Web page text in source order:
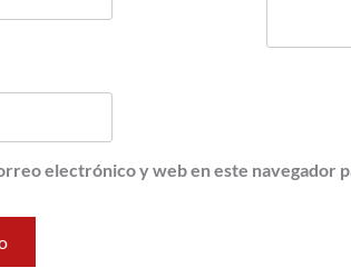
electrónico y web en este navegador